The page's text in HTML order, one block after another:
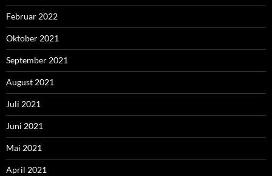
Februar 2022
Oktober 2021
September 2021
August 2021
Juli 2021
Juni 2021
Mai 2021
April 2021